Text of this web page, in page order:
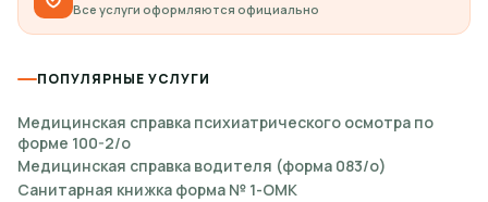
Все услуги оформляются официально
ПОПУЛЯРНЫЕ УСЛУГИ
Медицинская справка психиатрического осмотра по
форме 100-2/о
Медицинская справка водителя (форма 083/о)
Санитарная книжка форма № 1-ОМК